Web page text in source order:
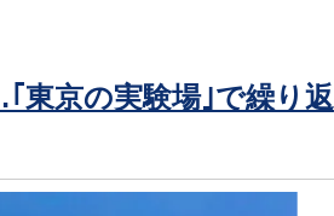
東京の実験場｣で繰り返